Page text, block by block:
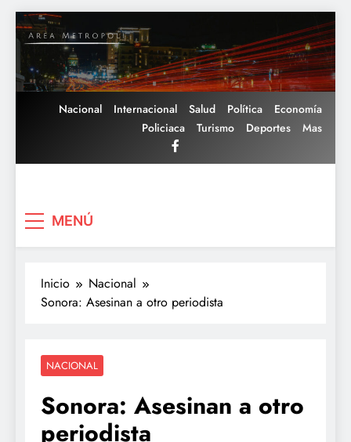
Saltar
al
contenido
Nacional Internacional Salud Política
Economía
Policiaca
Turismo Deportes Mas
MENÚ
Inicio
Nacional
Sonora: Asesinan a otro periodista
NACIONAL
Sonora: Asesinan a otro
periodista